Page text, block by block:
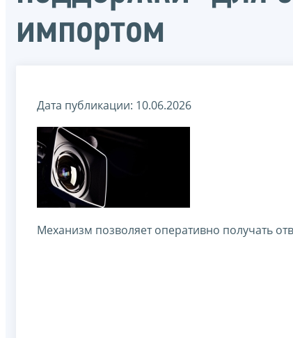
импортом
Дата публикации: 10.06.2026
Механизм позволяет оперативно получать